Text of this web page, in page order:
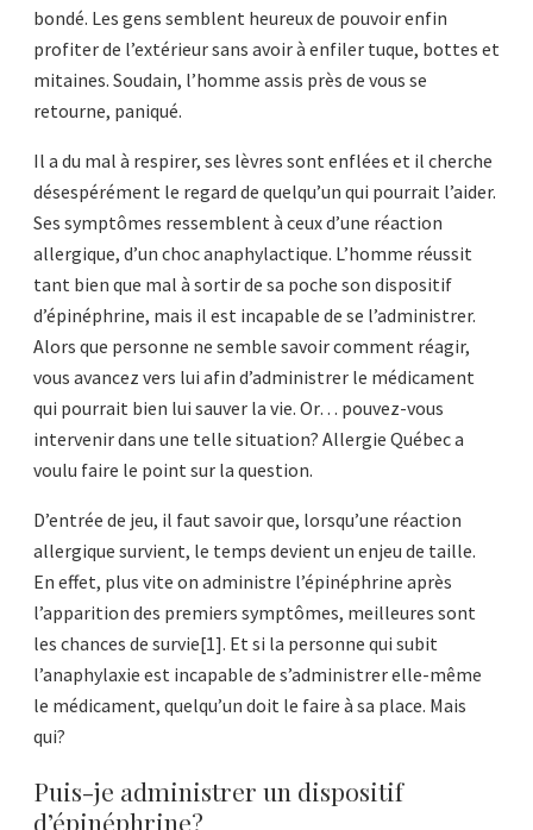
bondé. Les gens semblent heureux de pouvoir enfin
profiter de l’extérieur sans avoir à enfiler tuque, bottes et
mitaines. Soudain, l’homme assis près de vous se
retourne, paniqué.
Il a du mal à respirer, ses lèvres sont enflées et il cherche
désespérément le regard de quelqu’un qui pourrait l’aider.
Ses symptômes ressemblent à ceux d’une réaction
allergique, d’un choc anaphylactique. L’homme réussit
tant bien que mal à sortir de sa poche son dispositif
d’épinéphrine, mais il est incapable de se l’administrer.
Alors que personne ne semble savoir comment réagir,
vous avancez vers lui afin d’administrer le médicament
qui pourrait bien lui sauver la vie. Or… pouvez-vous
intervenir dans une telle situation? Allergie Québec a
voulu faire le point sur la question.
D’entrée de jeu, il faut savoir que, lorsqu’une réaction
allergique survient, le temps devient un enjeu de taille.
En effet, plus vite on administre l’épinéphrine après
l’apparition des premiers symptômes, meilleures sont
les chances de survie[1]. Et si la personne qui subit
l’anaphylaxie est incapable de s’administrer elle-même
le médicament, quelqu’un doit le faire à sa place. Mais
qui?
Puis-je administrer un dispositif
d’épinéphrine?